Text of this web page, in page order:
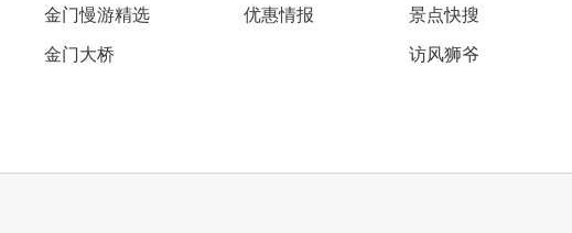
金门慢游精选
金门大桥
优惠情报
景点快搜
访风狮爷